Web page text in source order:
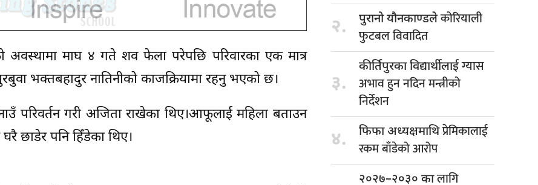
अवस्थामा माघ ४ गते शव फेला परेपछि परिवारका एक मात्र
भक्तबहादुर नातिनीको काजक्रियामा रहनु भएको छ।
परिवर्तन गरी अजिता राखेका थिए।आफूलाई महिला बताउन
छाडेर पनि हिँडेका थिए।
२. पुरानो यौनकाण्डलेकोरियाली
फुटबल विवादित
३.
कीर्तिपुरका विद्यार्थीलाईग्यास
अभाव हुन नदिन मन्त्रीको
निर्देशन
४. फिफा अध्यक्षमाथिप्रेमिकालाई
रकम बाँडेको आरोप
२०२७–२०३० कालागि